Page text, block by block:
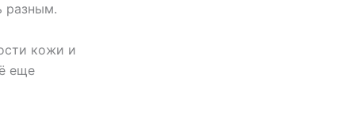
разным.
кожи и
еще